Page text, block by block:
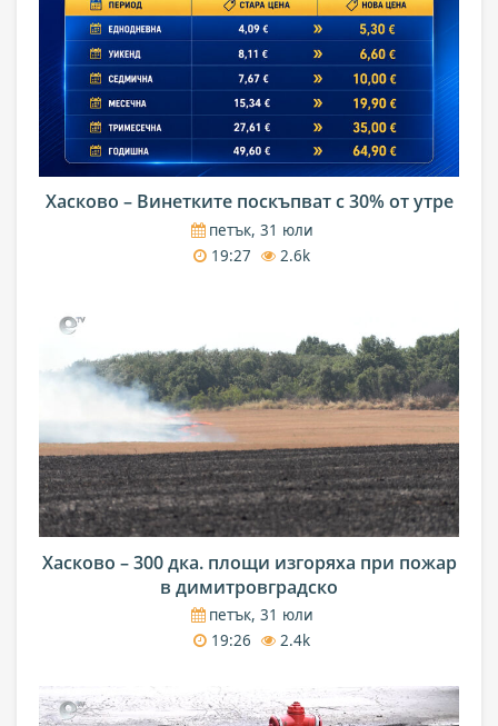
Хасково – Винетките поскъпват с 30% от утре
петък, 31 юли
19:27
2.6k
Хасково – 300 дка. площи изгоряха при пожар
в димитровградско
петък, 31 юли
19:26
2.4k